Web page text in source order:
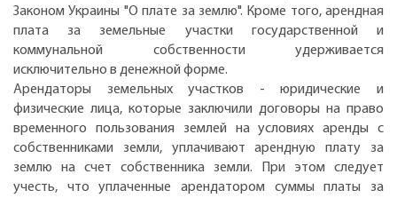
Законом Украины "О плате за землю". Кроме того, арендная
плата за земельные участки государственной и
коммунальной собственности удерживается
исключительно в денежной форме.
Арендаторы земельных участков - юридические и
физические лица, которые заключили договоры на право
временного пользования землей на условиях аренды с
собственниками земли, уплачивают арендную плату за
землю на счет собственника земли. При этом следует
учесть, что уплаченные арендатором суммы платы за